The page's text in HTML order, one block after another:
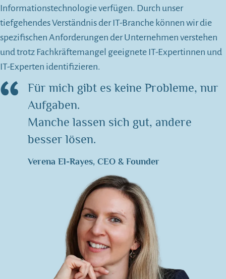
Informationstechnologie verfügen. Durch unser
tiefgehendes Verständnis der IT-Branche können wir die
spezifischen Anforderungen der Unternehmen verstehen
und trotz Fachkräftemangel geeignete IT-Expertinnen und
IT-Experten identifizieren.
Für mich gibt es keine Probleme, nur
Aufgaben.
Manche lassen sich gut, andere
besser lösen.
Verena El-Rayes, CEO & Founder